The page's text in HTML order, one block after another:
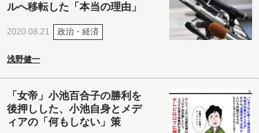
ルへ移転した「本当の理由」
2020.08.21 政治・経済
浅野健一
「女帝」小池百合子の勝利を
後押しした、小池自身とメデ
ィアの「何もしない」策